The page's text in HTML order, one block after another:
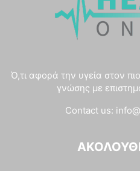
Ό,τι αφορά την υγεία στον
γνώσης με
Contact us: